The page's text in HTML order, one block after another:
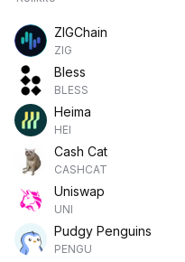
ZIGChain
ZIG
Bless
BLESS
Heima
HEI
Cash Cat
CASHCAT
Uniswap
UNI
Pudgy Penguins
PENGU